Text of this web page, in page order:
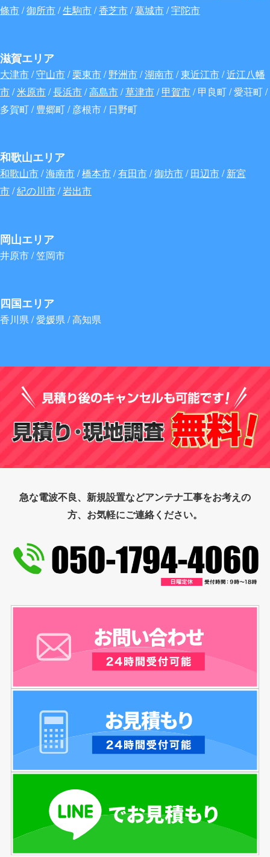
條市/御所市/生駒市/香芝市/葛城市/宇陀市
滋賀エリア
大津市/守山市/栗東市/野洲市/湖南市/東近江市/近江八幡
市/米原市/長浜市/高島市/草津市/甲賀市/ 甲良町 / 愛荘町 /
多賀町 / 豊郷町 / 彦根市 / 日野町
和歌山エリア
和歌山市/海南市/橋本市/有田市/御坊市/田辺市/新宮
市/紀の川市/岩出市
岡山エリア
井原市 / 笠岡市
四国エリア
香川県 / 愛媛県 / 高知県
急な電波不良、新規設置などアンテナ工事をお考えの
方、お気軽にご連絡ください。